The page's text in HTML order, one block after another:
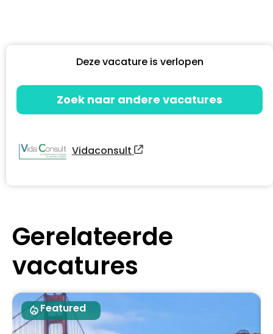
Deze vacature is verlopen
Zoek naar andere vacatures
Vidaconsult
Gerelateerde
vacatures
Featured